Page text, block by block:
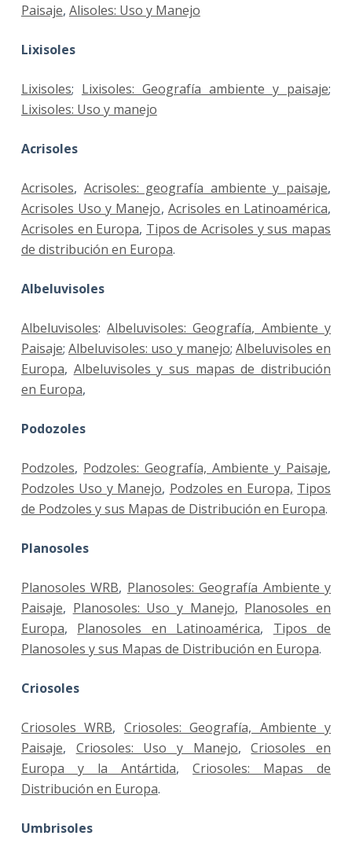
Paisaje, Alisoles: Uso y Manejo
Lixisoles
Lixisoles; Lixisoles: Geografía ambiente y paisaje;
Lixisoles: Uso y manejo
Acrisoles
Acrisoles, Acrisoles: geografía ambiente y paisaje,
Acrisoles Uso y Manejo, Acrisoles en Latinoamérica,
Acrisoles en Europa, Tipos de Acrisoles y sus mapas
de distribución en Europa.
Albeluvisoles
Albeluvisoles:Albeluvisoles: Geografía, Ambiente y
Paisaje;Albeluvisoles: uso y manejo; Albeluvisoles en
Europa, Albeluvisoles y sus mapas de distribución
en Europa,
Podozoles
Podzoles, Podzoles: Geografía, Ambiente y Paisaje,
Podzoles Uso y Manejo, Podzoles en Europa, Tipos
de Podzoles y sus Mapas de Distribución en Europa.
Planosoles
Planosoles WRB, Planosoles: Geografía Ambiente y
Paisaje, Planosoles: Uso y Manejo, Planosoles en
Europa, Planosoles en Latinoamérica, Tipos de
Planosoles y sus Mapas de Distribución en Europa.
Criosoles
Criosoles WRB, Criosoles: Geografía, Ambiente y
Paisaje, Criosoles: Uso y Manejo,Criosoles en
Europa y la Antártida,Criosoles: Mapas de
Distribución en Europa.
Umbrisoles